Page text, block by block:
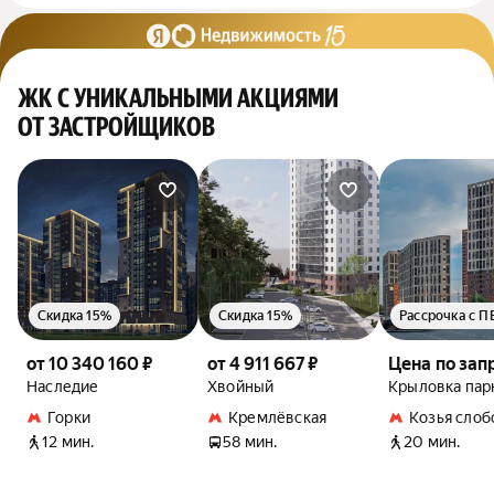
ЖК С УНИКАЛЬНЫМИ АКЦИЯМИ
ОТ ЗАСТРОЙЩИКОВ
от 10 340 160 ₽
Наследие
Горки
12 мин.
Скидка 15%
от 4 911 667 ₽
Хвойный
Кремлёвская
58 мин.
Скидка 15%
Цена по
Крыловка
Козья
20 мин.
Рассрочка с